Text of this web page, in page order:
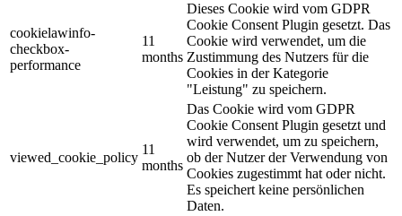
cookielawinfo-
checkbox-
performance
11
months
Dieses Cookie wird vom GDPR
Cookie Consent Plugin gesetzt. Das
Cookie wird verwendet, um die
Zustimmung des Nutzers für die
Cookies in der Kategorie
"Leistung" zu speichern.
viewed_cookie_policy
11
months
Das Cookie wird vom GDPR
Cookie Consent Plugin gesetzt und
wird verwendet, um zu speichern,
ob der Nutzer der Verwendung von
Cookies zugestimmt hat oder nicht.
Es speichert keine persönlichen
Daten.